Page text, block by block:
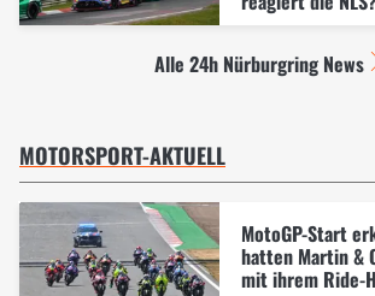
Alle 24h Nürburgring News
MOTORSPORT-AKTUELL
MotoGP-Start
hatten Martin &
mit ihrem Ride-